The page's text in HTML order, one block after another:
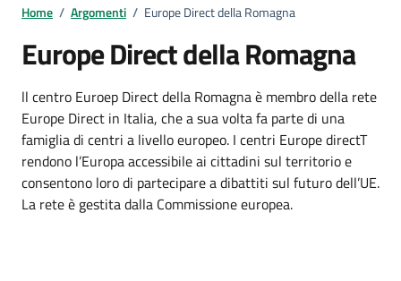
Home / Argomenti / Europe Direct della Romagna
Europe Direct della Romagna
Dettagli dell'argomento
ll centro Euroep Direct della Romagna è membro della rete
Europe Direct in Italia, che a sua volta fa parte di una
famiglia di centri a livello europeo. I centri Europe directT
rendono l’Europa accessibile ai cittadini sul territorio e
consentono loro di partecipare a dibattiti sul futuro dell’UE.
La rete è gestita dalla Commissione europea.